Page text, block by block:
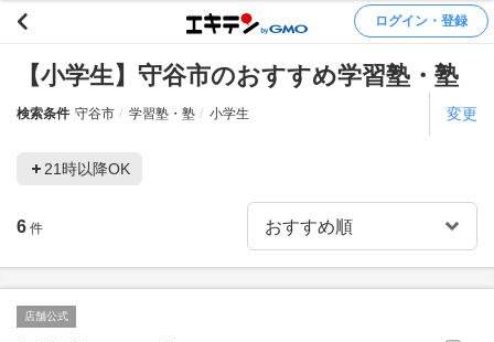
ログイン・登録
【小学生】守谷市のおすすめ学習塾・塾
検索条件 守谷市 学習塾・塾 小学生 変更
21時以降OK
6 件
店舗公式